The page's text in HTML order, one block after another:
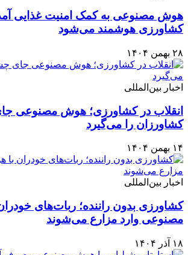
هوش مصنوعی به کمک امنیت غذایی
کشاورزی هوشمند می‌شود
۲۸ بهمن ۱۴۰۴
اخبار بین‌المللی
انقلاب در کشاورزی؛ هوش مصنوعی
کشاورزان را می‌گیرد
۱۴ بهمن ۱۴۰۴
اخبار بین‌المللی
کشاورزی بدون راننده؛ ربات‌های
مصنوعی وارد مزارع می‌شوند
۱۸ آذر ۱۴۰۴